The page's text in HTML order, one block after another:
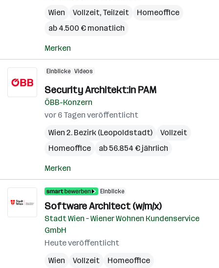
Wien
Vollzeit, Teilzeit
Homeoffice
ab 4.500 € monatlich
Merken
Einblicke Videos
Security Architekt:in PAM
ÖBB-Konzern
vor 6 Tagen veröffentlicht
Wien 2. Bezirk (Leopoldstadt)
Vollzeit
Homeoffice
ab 56.854 € jährlich
Merken
Einblicke
Software Architect (w/m/x)
Stadt Wien – Wiener Wohnen Kundenservice
GmbH
Heute veröffentlicht
Wien
Vollzeit
Homeoffice